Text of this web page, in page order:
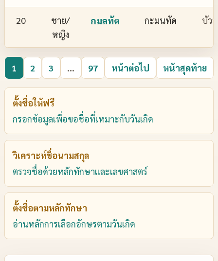
20
ชาย/
หญิง
กมลทัต กะมนทัด บัว
1 2 3 ... 97 หน้าต่อไป หน้าสุดท้าย
ตั้งชื่อให้ฟรี
กรอกข้อมูลเพื่อขอชื่อที่เหมาะกับวันเกิด
วิเคราะห์ชื่อนามสกุล
ตรวจชื่อด้วยหลักทักษาและเลขศาสตร์
ตั้งชื่อตามหลักทักษา
อ่านหลักการเลือกอักษรตามวันเกิด